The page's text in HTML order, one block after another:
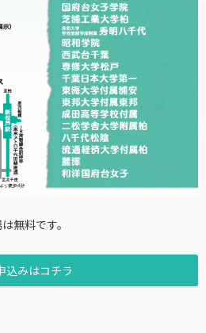
無料です。
込みはコチラ